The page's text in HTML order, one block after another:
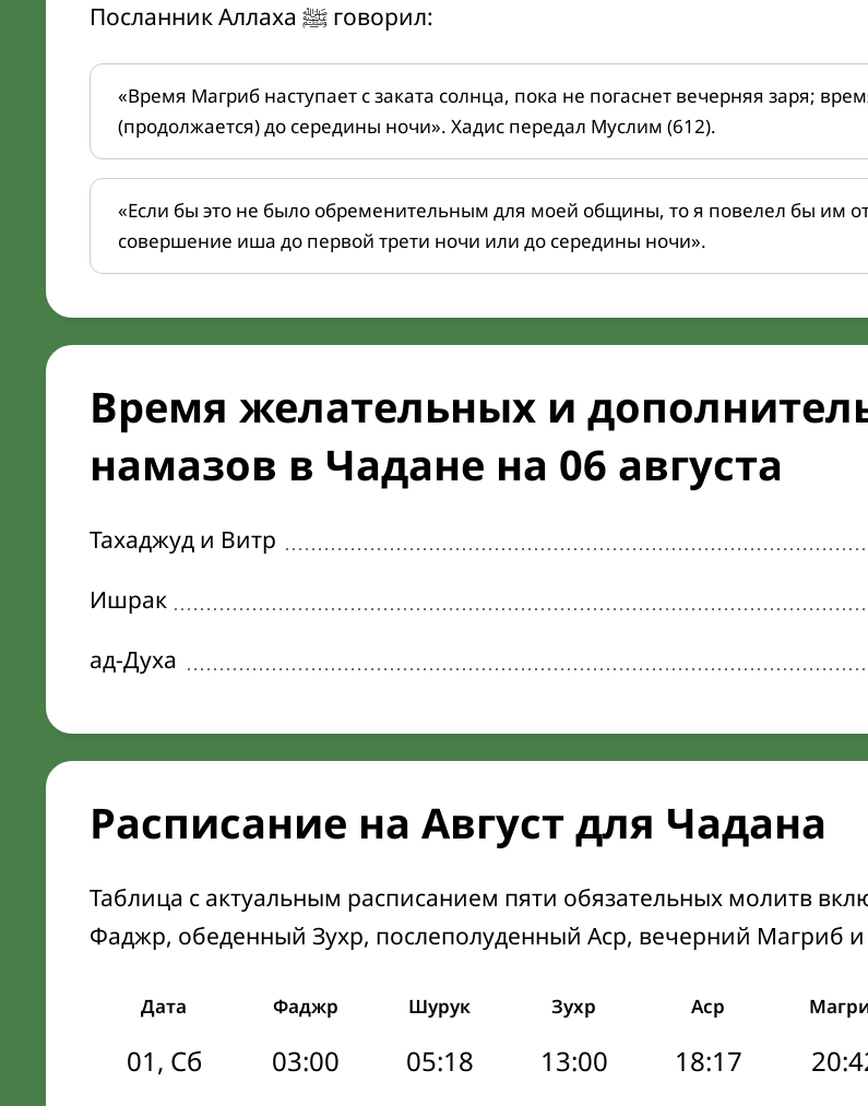
Посланник Аллаха ﷺ говорил:
«Время Магриб наступает с заката солнца, пока не погаснет вечерняя заря;
(продолжается) до середины ночи». Хадис передал Муслим (612).
«Если бы это не было обременительным для моей общины, то я повелел бы им
совершение иша до первой трети ночи или до середины ночи».
Время желательных и
намазов в Чадане на 06 августа
Тахаджуд и Витр
Ишрак
ад-Духа
Расписание на Август для Чадана
Таблица с актуальным расписанием пяти обязательных молитв
Фаджр, обеденный Зухр, послеполуденный Аср, вечерний Магриб
Дата Фаджр Шурук Зухр Аср
01, Сб 03:00 05:18 13:00 18:17